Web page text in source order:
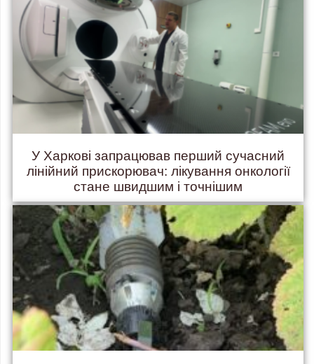
У Харкові запрацював перший сучасний
лінійний прискорювач: лікування онкології
стане швидшим і точнішим